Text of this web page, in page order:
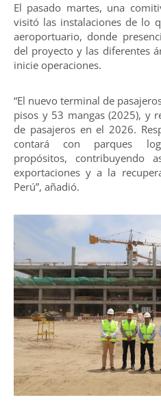
El pasado martes, una
visitó las instalaciones de lo
aeroportuario, donde
del proyecto y las diferentes
inicie operaciones.
“El nuevo terminal de
pisos y 53 mangas (2025), y
de pasajeros en el 2026.
contará con parques
propósitos, contribuyendo
exportaciones y a la
Perú”, añadió.